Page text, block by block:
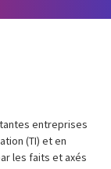
entreprises
(TI) et en
les faits et axés